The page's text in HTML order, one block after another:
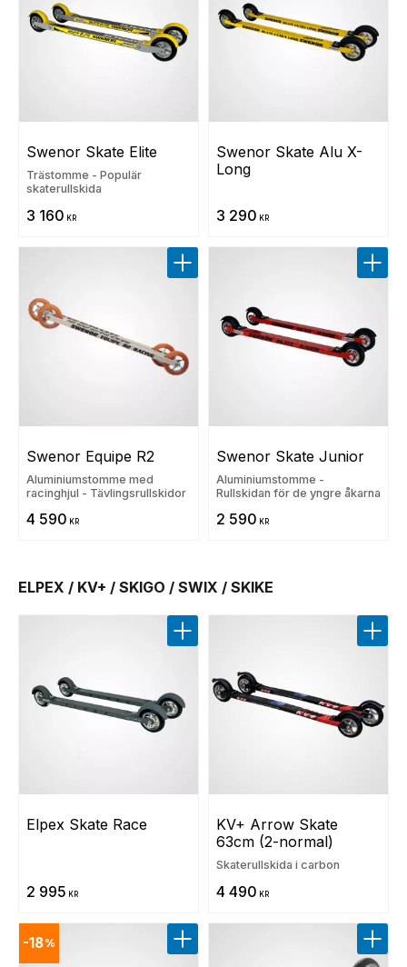
Swenor Skate Elite
Trästomme - Populär
skaterullskida
3 160 KR
Swenor Skate Alu X-
Long
3 290 KR
Swenor Equipe R2
Aluminiumstomme med
racinghjul - Tävlingsrullskidor
4 590 KR
Lägg till i favoriter
Swenor Skate Junior
Aluminiumstomme -
Rullskidan för de yngre åkarna
2 590 KR
Lägg
ELPEX / KV+ / SKIGO / SWIX / SKIKE
Elpex Skate Race
2 995 KR
Lägg till i favoriter
KV+ Arrow Skate
63cm (2-normal)
Skaterullskida i carbon
4 490 KR
Lägg
18% Lägg till i favoriter Lägg